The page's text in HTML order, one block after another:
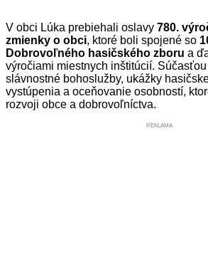
V obci Lúka prebiehali oslavy 780.
zmienky o obci, ktoré boli spojené so
Dobrovoľného hasičského zboru a
výročiami miestnych inštitúcií.
slávnostné bohoslužby, ukážky
vystúpenia a oceňovanie osobností,
rozvoji obce a dobrovoľníctva.
REKLAMA